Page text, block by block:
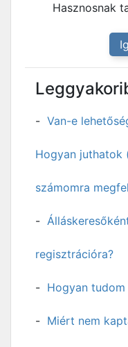
Hasznosnak
Van-e
Hogyan juthatok
számomra
regisztrációra?
Hogyan
Miért nem